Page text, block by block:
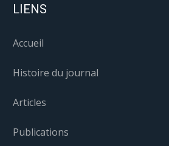
LIENS
Accueil
Histoire du journal
Articles
Publications